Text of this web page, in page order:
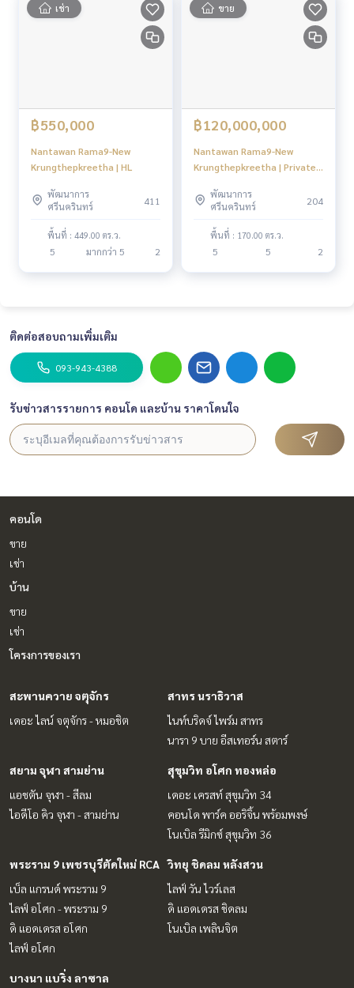
เช่า
฿550,000
Nantawan Rama9-New
Krungthepkreetha | HL
พัฒนาการ
ศรีนครินทร์
411
พื้นที่ : 449.00 ตร.ว.
5 มากกว่า 5 2
ขาย
฿120,000,000
Nantawan Rama9-New
Krungthepkreetha | Private
garden only #HL Focus
พัฒนาการ
ศรีนครินทร์
204
พื้นที่ : 170.00 ตร.ว.
5 5 2
ติดต่อสอบถามเพิ่มเติม
093-943-4388
รับข่าวสารรายการ คอนโด และบ้าน ราคาโดนใจ
คอนโด
ขาย
เช่า
บ้าน
ขาย
เช่า
โครงการของเรา
สะพานควาย จตุจักร
เดอะ ไลน์ จตุจักร - หมอชิต
สาทร นราธิวาส
ไนท์บริดจ์ ไพร์ม สาทร
นารา 9 บาย อีสเทอร์น สตาร์
สยาม จุฬา สามย่าน
แอชตัน จุฬา - สีลม
ไอดีโอ คิว จุฬา - สามย่าน
สุขุมวิท อโศก ทองหล่อ
เดอะ เครสท์ สุขุมวิท 34
คอนโด พาร์ค ออริจิ้น พร้อมพงษ์
โนเบิล รีมิกซ์ สุขุมวิท 36
พระราม 9 เพชรบุรีตัดใหม่ RCA
เบ็ล แกรนด์ พระราม 9
ไลฟ์ อโศก - พระราม 9
ดิ แอดเดรส อโศก
ไลฟ์ อโศก
วิทยุ ชิดลม หลังสวน
ไลฟ์ วัน ไวร์เลส
ดิ แอดเดรส ชิดลม
โนเบิล เพลินจิต
บางนา แบริ่ง ลาซาล